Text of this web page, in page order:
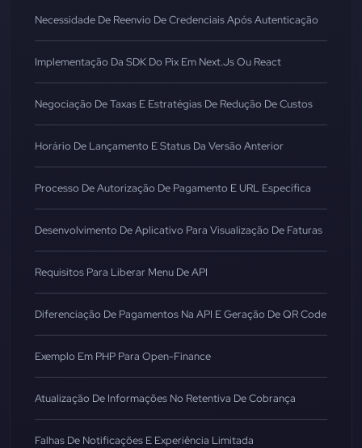
Necessidade De Reenvio De Credenciais Após Autenticação
Implementação Da SDK Do Pix Em Next.js Ou React
Negociação De Taxas E Estratégias De Redução De Custos
Horário De Lançamento E Status Da Versão Anterior
Processo De Autorização De Pagamento E URL Específica
Desenvolvimento De Aplicativo Para Visualização De Faturas
Requisitos Para Liberar Menu De API
Diferenciação De Pagamentos Na API E Geração De QR Code
Exemplo Em PHP Para Open-Finance
Atualização De Informações No Retentiva De Cobrança
Falhas De Notificações E Experiência Limitada